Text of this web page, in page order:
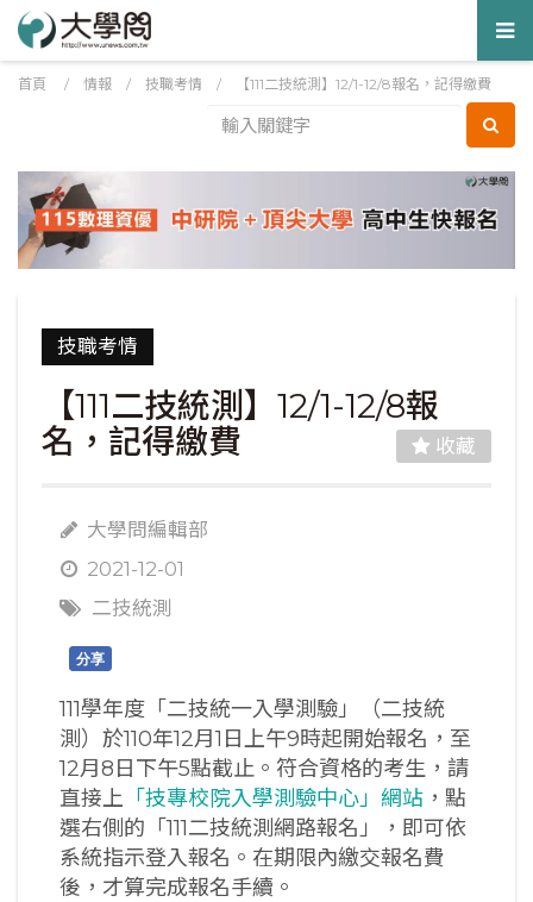
首頁 / 情報 / 技職考情 / 【111二技統測】12/1-12/8報名，記得繳費
技職考情
【111二技統測】12/1-12/8報
名，記得繳費
收藏
大學問編輯部
2021-12-01
二技統測
分享
111學年度「二技統一入學測驗」（二技統
測）於110年12月1日上午9時起開始報名，至
12月8日下午5點截止。符合資格的考生，請
直接上 「技專校院入學測驗中心」網站 ，點
選右側的「111二技統測網路報名」，即可依
系統指示登入報名。在期限內繳交報名費
後，才算完成報名手續。